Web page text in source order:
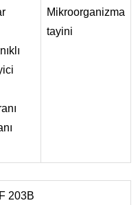
Mikroorganizma
tayini
203B